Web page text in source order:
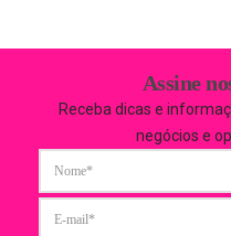
Assine
Receba dicas e
negócios e